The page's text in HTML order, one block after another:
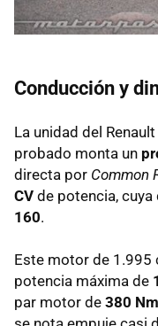
Conducción y
La unidad del
probado monta un
directa por Common
CV de potencia,
160.
Este motor de
potencia máxima de
par motor de 380